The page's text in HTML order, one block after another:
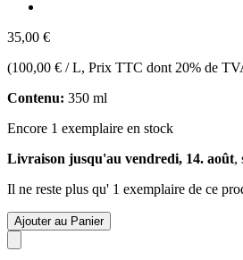
35,00 €
(100,00 € / L, Prix TTC dont 20% de
Contenu: 350 ml
Encore 1 exemplaire en stock
Livraison jusqu'au vendredi, 14. août,
Il ne reste plus qu' 1 exemplaire de ce
Ajouter au Panier